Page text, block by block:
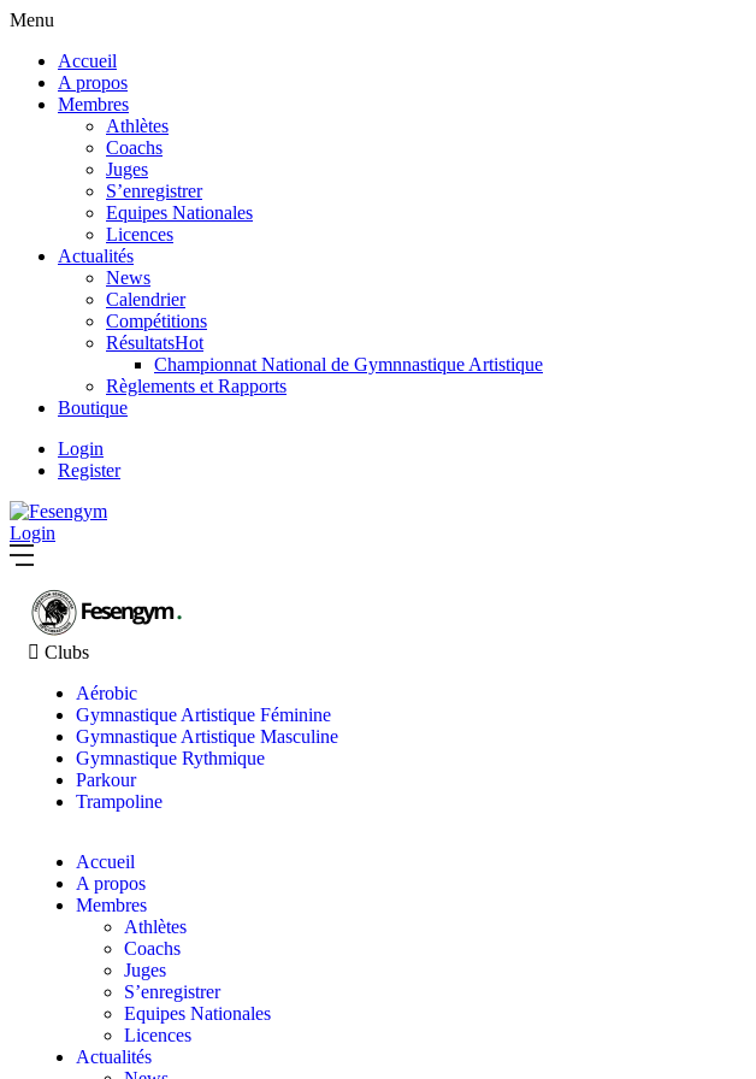
Menu
Accueil
A propos
Membres
Athlètes
Coachs
Juges
S’enregistrer
Equipes Nationales
Licences
Actualités
News
Calendrier
Compétitions
RésultatsHot
Championnat National de Gymnnastique Artistique
Règlements et Rapports
Boutique
Login
Register
Login
Clubs
Aérobic
Gymnastique Artistique Féminine
Gymnastique Artistique Masculine
Gymnastique Rythmique
Parkour
Trampoline
Accueil
A propos
Membres
Athlètes
Coachs
Juges
S’enregistrer
Equipes Nationales
Licences
Actualités